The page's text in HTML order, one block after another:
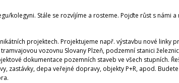
kolegyni. Stále se rozvíjíme a rosteme. Pojďte růst s námi a
projektech. Projektujeme např. výstavbu nové linky
vozovnu Slovany Plzeň, podzemní stanici
dokumentace pozemních staveb ve všech stupních.
zastávky, depa veřejné dopravy, objekty P+R, apod.